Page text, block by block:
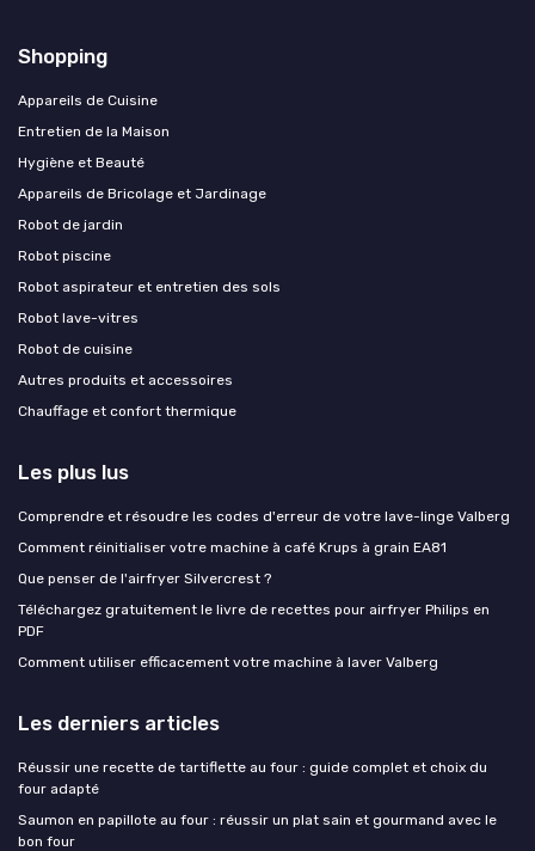
Shopping
Appareils de Cuisine
Entretien de la Maison
Hygiène et Beauté
Appareils de Bricolage et Jardinage
Robot de jardin
Robot piscine
Robot aspirateur et entretien des sols
Robot lave-vitres
Robot de cuisine
Autres produits et accessoires
Chauffage et confort thermique
Les plus lus
Comprendre et résoudre les codes d'erreur de votre lave-linge Valberg
Comment réinitialiser votre machine à café Krups à grain EA81
Que penser de l'airfryer Silvercrest ?
Téléchargez gratuitement le livre de recettes pour airfryer Philips en
PDF
Comment utiliser efficacement votre machine à laver Valberg
Les derniers articles
Réussir une recette de tartiflette au four : guide complet et choix du
four adapté
Saumon en papillote au four : réussir un plat sain et gourmand avec le
bon four